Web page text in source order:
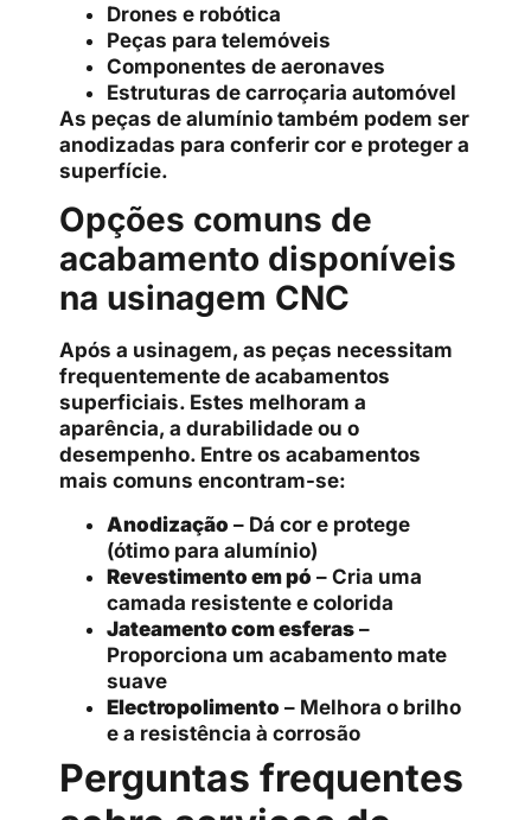
Drones e robótica
Peças para telemóveis
Componentes de aeronaves
Estruturas de carroçaria automóvel
As peças de alumínio também podem ser
anodizadas para conferir cor e proteger a
superfície.
Opções comuns de
acabamento disponíveis
na usinagem CNC
Após a usinagem, as peças necessitam
frequentemente de acabamentos
superficiais. Estes melhoram a
aparência, a durabilidade ou o
desempenho. Entre os acabamentos
mais comuns encontram-se:
Anodização – Dá cor e protege
(ótimo para alumínio)
Revestimento em pó – Cria uma
camada resistente e colorida
Jateamento com esferas –
Proporciona um acabamento mate
suave
Electropolimento – Melhora o brilho
e a resistência à corrosão
Perguntas frequentes